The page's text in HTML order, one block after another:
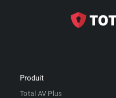
Produit
Total AV Plus